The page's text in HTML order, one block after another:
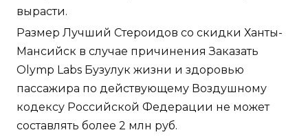
вырасти.
Размер Лучший Стероидов со скидки Ханты-
Мансийск в случае причинения Заказать
Olymp Labs Бузулук жизни и здоровью
пассажира по действующему Воздушному
кодексу Российской Федерации не может
составлять более 2 млн руб.